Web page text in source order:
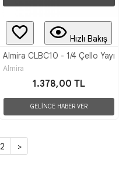
Hızlı Bakış
Almira CLBC10 - 1/4 Çello Yayı
Almira
1.378,00 TL
GELİNCE HABER VER
2 >